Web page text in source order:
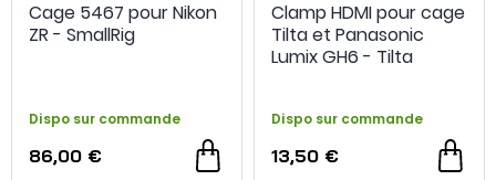
Cage 5467 pour Nikon
ZR - SmallRig
Dispo sur commande
86,00 €
Clamp HDMI pour cage
Tilta et Panasonic
Lumix GH6 - Tilta
Dispo sur commande
13,50 €